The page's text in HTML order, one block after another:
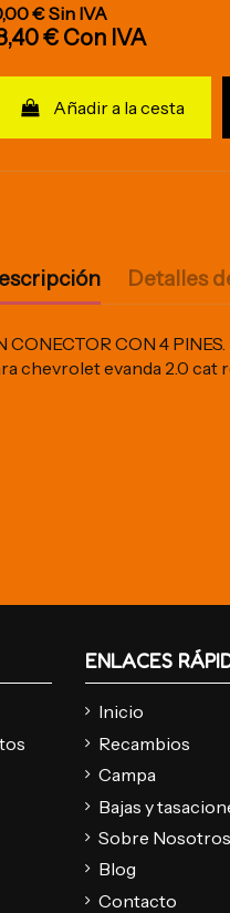
€Sin IVA
€ Con IVA
Añadir a la cesta
Detalles
CONECTOR CON 4
chevrolet evanda 2.0 cat
ENLACES
Inicio
Recambios
Campa
Bajas y
Sobre Nosotros
Blog
Contacto